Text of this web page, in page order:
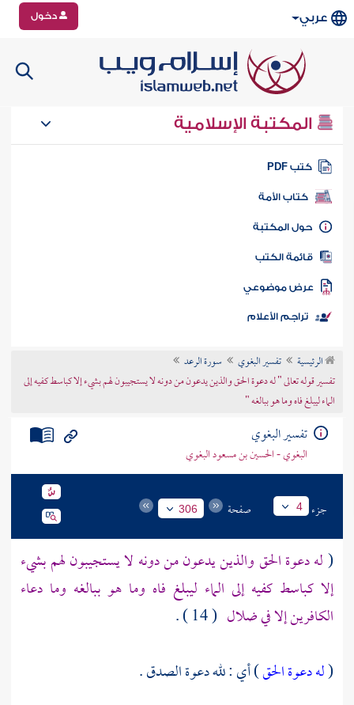
عربي دخول
المكتبة الإسلامية
كتب PDF
كتاب الأمة
المكتبة
الكتب
موضوعي
تراجم الأعلام
الرئيسية تفسير البغوي
سورة الرعد
تفسير قوله تعالى " له دعوة الحق والذين يدعون من دونه لا يستجيبون لهم بشيء إلا كباسط كفيه إلى
الماء ليبلغ فاه وما هو ببالغه "
تفسير البغوي
البغوي - الحسين بن مسعود البغوي
جزء 4 صفحة 306
(له دعوة الحق والذين يدعون من دونه لا يستجيبون لهم بشيء
إلا كباسط كفيه إلى الماء ليبلغ فاه وما هو ببالغه وما دعاء
الكافرين إلا في ضلال ( 14 ) .
(له دعوة الحق) أي : لله دعوة الصدق .